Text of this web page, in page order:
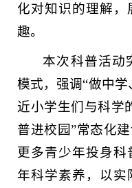
化对知识的理解，
趣。
本次科普活动
模式，强调“做中
近小学生们与科学
普进校园”常态化
更多青少年投身科
年科学素养，以实